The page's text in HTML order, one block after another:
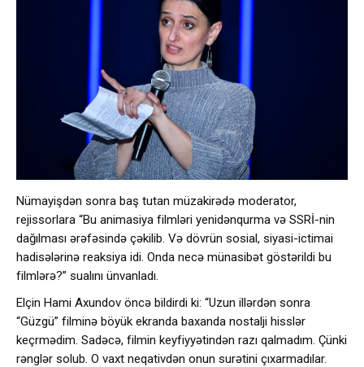
Nümayişdən sonra baş tutan müzakirədə moderator,
rejissorlara “Bu animasiya filmləri yenidənqurma və SSRİ-nin
dağılması ərəfəsində çəkilib. Və dövrün sosial, siyasi-ictimai
hadisələrinə reaksiya idi. Onda necə münasibət göstərildi bu
filmlərə?” sualını ünvanladı.
Elçin Hami Axundov öncə bildirdi ki: “Uzun illərdən sonra
“Güzgü” filminə böyük ekranda baxanda nostalji hisslər
keçrmədim. Sadəcə, filmin keyfiyyətindən razı qalmadım. Çünki
rənglər solub. O vaxt neqativdən onun surətini çıxarmadılar.